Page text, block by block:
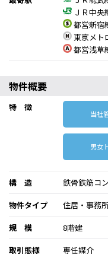
ＪＲ中
都営新
東京メ
都営浅
物件概要
特 徴
当社
男女
構 造
鉄骨鉄筋コ
物件タイプ
住居・事務
規 模
8階建
取引態様
専任媒介